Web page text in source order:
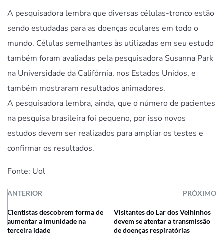
A pesquisadora lembra que diversas células-tronco estão
sendo estudadas para as doenças oculares em todo o
mundo. Células semelhantes às utilizadas em seu estudo
também foram avaliadas pela pesquisadora Susanna Park
na Universidade da Califórnia, nos Estados Unidos, e
também mostraram resultados animadores.
A pesquisadora lembra, ainda, que o número de pacientes
na pesquisa brasileira foi pequeno, por isso novos
estudos devem ser realizados para ampliar os testes e
confirmar os resultados.
Fonte: Uol
ANTERIOR PRÓXIMO
Cientistas descobrem forma de
aumentar a imunidade na
terceira idade
Visitantes do Lar dos Velhinhos
devem se atentar a transmissão
de doenças respiratórias